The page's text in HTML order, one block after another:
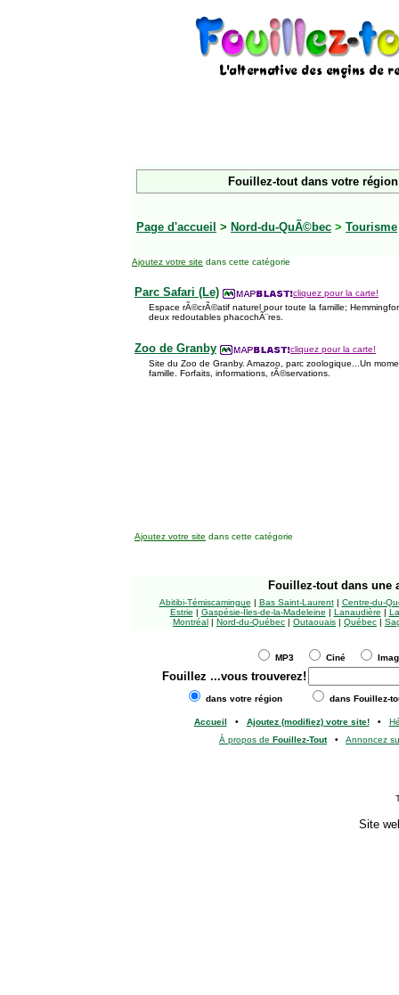
Fouillez-tout dans votre
Page d'accueil > Nord-du-QuÃ©bec > Tourisme
Ajoutez votre site dans cette catégorie
Parc Safari (Le)
cliquez pour la carte!
Espace rÃ©crÃ©atif naturel pour toute la famille;
deux redoutables phacochÃ¨res.
Zoo de Granby
cliquez pour la carte!
Site du Zoo de Granby. Amazoo, parc zoologique...Un
famille. Forfaits, informations, rÃ©servations.
Ajoutez votre site dans cette catégorie
Fouillez-tout dans une
Abitibi-Témiscamingue | Bas Saint-Laurent| Centre-du-
Estrie | Gaspésie-Îles-de-la-Madeleine | Lanaudière |
Montréal | Nord-du-Québec | Outaouais | Québec |
MP3 Ciné
Fouillez ...vous trouverez!
dans votre région dans Fouillez-
Accueil • Ajoutez (modifiez) votre site!•
À propos de Fouillez-Tout• Annoncez
Site